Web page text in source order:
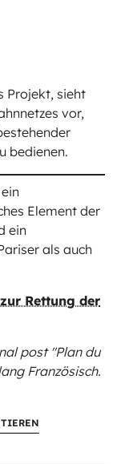
Projekt, sieht
vor,
bedienen.
Element der
ein
als auch
Rettung der
post "Plan du
Französisch.